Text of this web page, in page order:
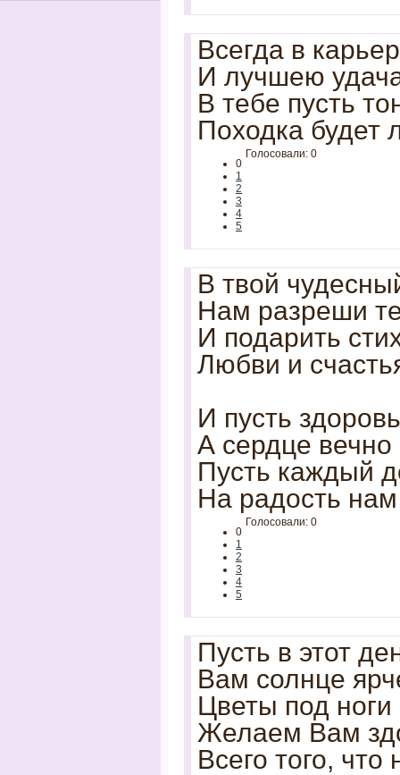
Всегда в
И лучшею удача
В тебе пусть
Походка будет
0
1
2
3
4
5
Голосовали: 0
В твой
Нам разреши
И подарить
Любви и
И пусть
А сердце
Пусть каждый
На радость
0
1
2
3
4
5
Голосовали: 0
Пусть в этот
Вам солнце
Цветы под
Желаем Вам
Всего того,